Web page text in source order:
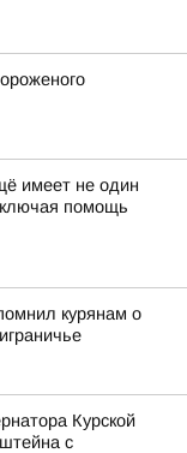
имеет не один
помощь
курянам о
Курской
с